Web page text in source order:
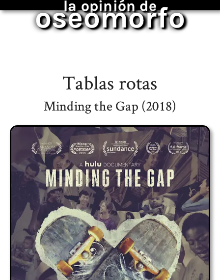
la opinión de
oseomorfo
Tablas rotas
Minding the Gap (2018)